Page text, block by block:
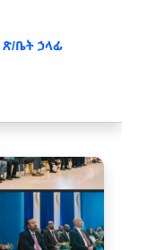
ጽ/ቤት ኃላፊ